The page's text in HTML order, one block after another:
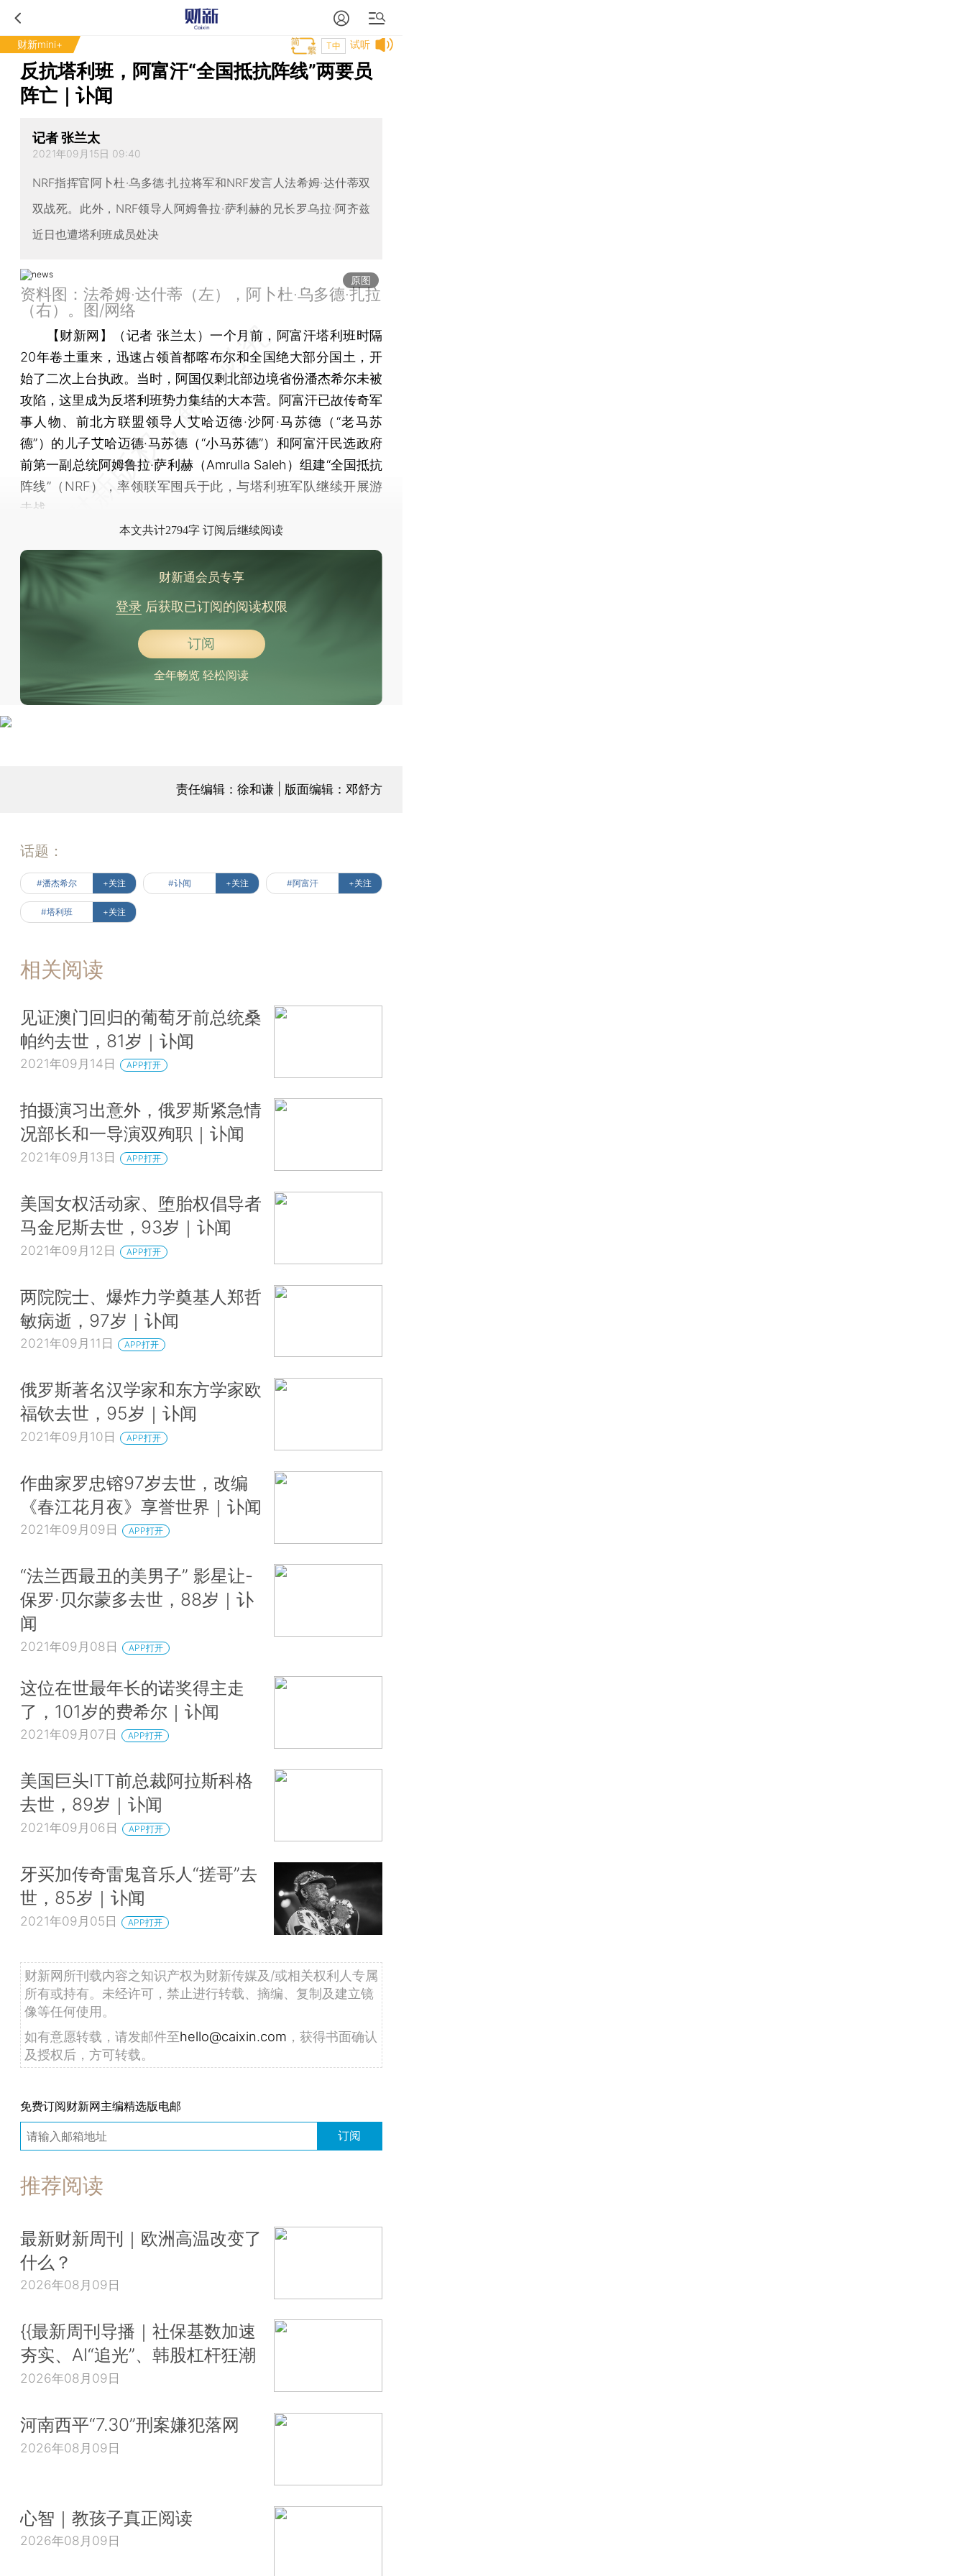
财新mini+ 试听
T中
反抗塔利班，阿富汗“全国抵抗阵线”两要员
阵亡｜讣闻
记者 张兰太
2021年09月15日 09:40
NRF指挥官阿卜杜·乌多德·扎拉将军和NRF发言人法希姆·达什蒂双
双战死。此外，NRF领导人阿姆鲁拉·萨利赫的兄长罗乌拉·阿齐兹
近日也遭塔利班成员处决
原图
资料图：法希姆·达什蒂（左），阿卜杜·乌多德·扎拉
（右）。图/网络
【财新网】（记者 张兰太）一个月前，阿富汗塔利班时隔
20年卷土重来，迅速占领首都喀布尔和全国绝大部分国土，开
始了二次上台执政。当时，阿国仅剩北部边境省份潘杰希尔未被
攻陷，这里成为反塔利班势力集结的大本营。阿富汗已故传奇军
事人物、前北方联盟领导人艾哈迈德·沙阿·马苏德（“老马苏
德”）的儿子艾哈迈德·马苏德（“小马苏德”）和阿富汗民选政府
前第一副总统阿姆鲁拉·萨利赫（Amrulla Saleh）组建“全国抵抗
阵线”（NRF），率领联军囤兵于此，与塔利班军队继续开展游
击战。
本文共计2794字 订阅后继续阅读
财新通会员专享
登录后获取已订阅的阅读权限
订阅
全年畅览 轻松阅读
责任编辑：徐和谦 | 版面编辑：邓舒方
话题：
#潘杰希尔 +关注 #讣闻 +关注 #阿富汗 +关注
#塔利班 +关注
相关阅读
见证澳门回归的葡萄牙前总统桑
帕约去世，81岁｜讣闻
2021年09月14日 APP打开
拍摄演习出意外，俄罗斯紧急情
况部长和一导演双殉职｜讣闻
2021年09月13日 APP打开
美国女权活动家、堕胎权倡导者
马金尼斯去世，93岁｜讣闻
2021年09月12日 APP打开
两院院士、爆炸力学奠基人郑哲
敏病逝，97岁｜讣闻
2021年09月11日 APP打开
俄罗斯著名汉学家和东方学家欧
福钦去世，95岁｜讣闻
2021年09月10日 APP打开
作曲家罗忠镕97岁去世，改编
《春江花月夜》享誉世界｜讣闻
2021年09月09日 APP打开
“法兰西最丑的美男子” 影星让-
保罗·贝尔蒙多去世，88岁｜讣
闻
2021年09月08日 APP打开
这位在世最年长的诺奖得主走
了，101岁的费希尔｜讣闻
2021年09月07日 APP打开
美国巨头ITT前总裁阿拉斯科格
去世，89岁｜讣闻
2021年09月06日 APP打开
牙买加传奇雷鬼音乐人“搓哥”去
世，85岁｜讣闻
2021年09月05日 APP打开
财新网所刊载内容之知识产权为财新传媒及/或相关权利人专属
所有或持有。未经许可，禁止进行转载、摘编、复制及建立镜
像等任何使用。
如有意愿转载，请发邮件至hello@caixin.com ，获得书面确认
及授权后，方可转载。
免费订阅财新网主编精选版电邮
订阅
推荐阅读
最新财新周刊｜欧洲高温改变了
什么？
2026年08月09日
{{最新周刊导播｜社保基数加速
夯实、AI“追光”、韩股杠杆狂潮
2026年08月09日
河南西平“7.30”刑案嫌犯落网
2026年08月09日
心智｜教孩子真正阅读
2026年08月09日